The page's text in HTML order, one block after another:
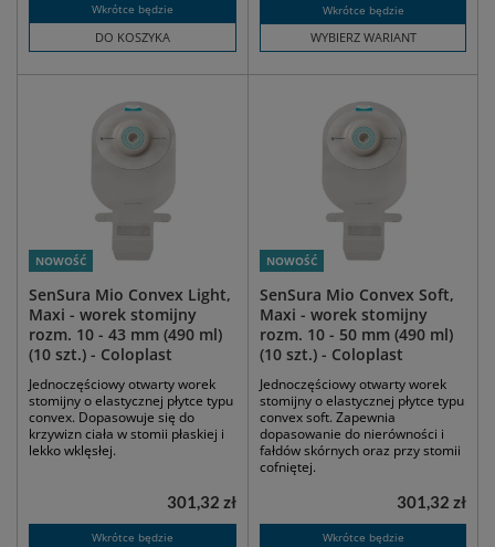
Wkrótce będzie
DO KOSZYKA
Wkrótce będzie
WYBIERZ WARIANT
NOWOŚĆ
SenSura Mio Convex Light,
Maxi - worek stomijny
rozm. 10 - 43 mm (490 ml)
(10 szt.) - Coloplast
Jednoczęściowy otwarty worek
stomijny o elastycznej płytce typu
convex. Dopasowuje się do
krzywizn ciała w stomii płaskiej i
lekko wklęsłej.
Wkrótce będzie
301,32 zł
NOWOŚĆ
SenSura Mio Convex Soft,
Maxi - worek stomijny
rozm. 10 - 50 mm (490 ml)
(10 szt.) - Coloplast
Jednoczęściowy otwarty worek
stomijny o elastycznej płytce typu
convex soft. Zapewnia
dopasowanie do nierówności i
fałdów skórnych oraz przy stomii
cofniętej.
Wkrótce będzie
301,32 zł